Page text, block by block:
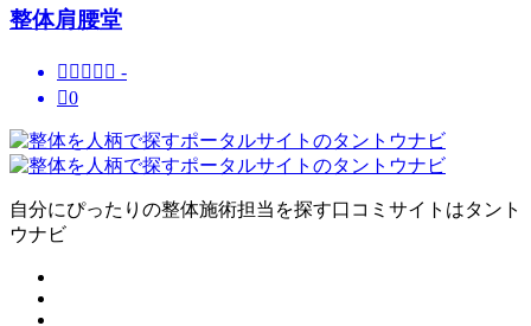
整体肩腰堂
     -
0
自分にぴったりの整体施術担当を探す口コミサイトはタント
ウナビ